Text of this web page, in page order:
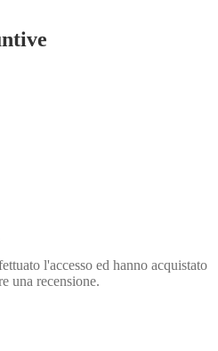
l'accesso ed hanno acquistato
una recensione.